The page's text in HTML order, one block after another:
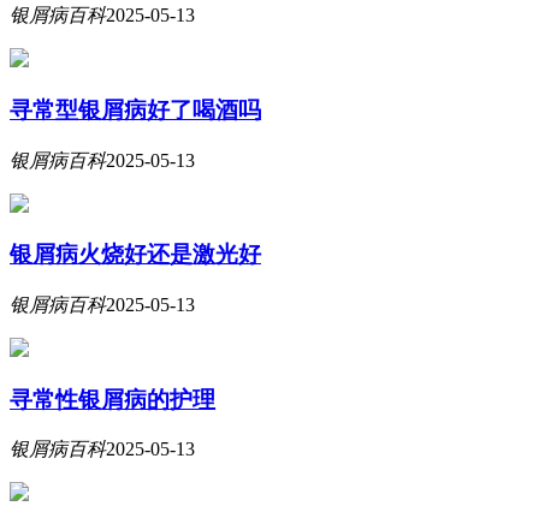
银屑病百科2025-05-13
寻常型银屑病好了喝酒吗
银屑病百科2025-05-13
银屑病火烧好还是激光好
银屑病百科2025-05-13
寻常性银屑病的护理
银屑病百科2025-05-13